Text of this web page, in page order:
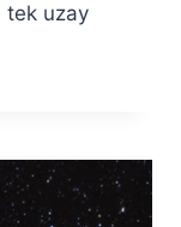
tek uzay